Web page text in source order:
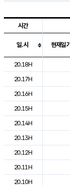
도시별 기상실황표
시간
일.시 현재일기
20.18H
20.17H
20.16H
20.15H
20.14H
20.13H
20.12H
20.11H
20.10H